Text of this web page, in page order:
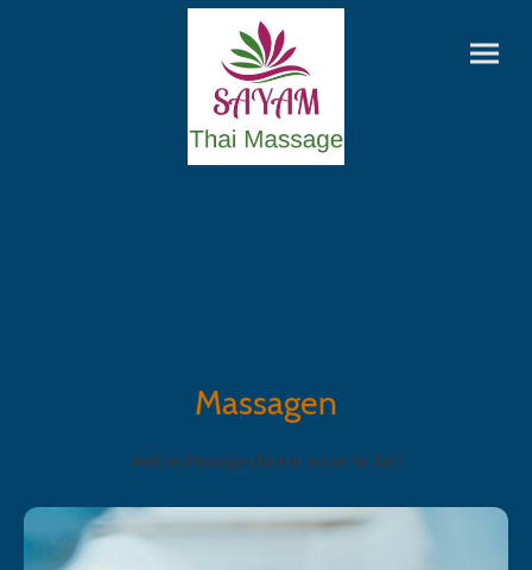
Massagen
Welche Massagen bieten wir an für Sie?